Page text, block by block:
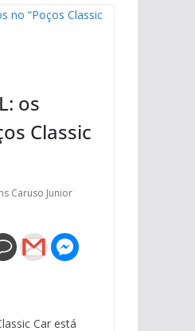
os
Classic
Caruso Junior
Car está